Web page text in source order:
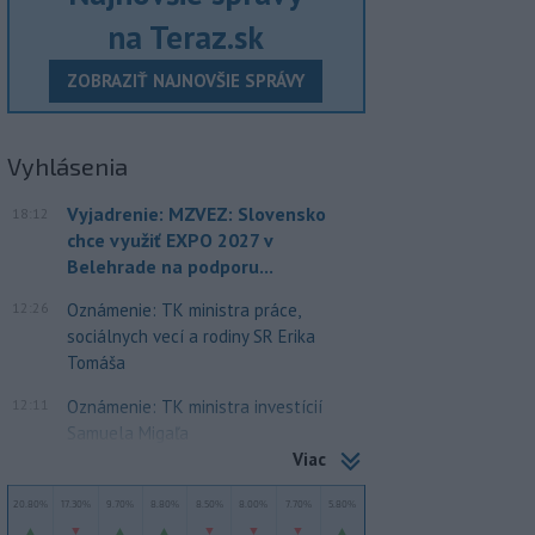
na Teraz.sk
ZOBRAZIŤ NAJNOVŠIE SPRÁVY
Vyhlásenia
18:12
Vyjadrenie: MZVEZ: Slovensko
chce využiť EXPO 2027 v
Belehrade na podporu...
12:26
Oznámenie: TK ministra práce,
sociálnych vecí a rodiny SR Erika
Tomáša
Oznámenie: TK ministra investícií
Samuela Migaľa
Viac